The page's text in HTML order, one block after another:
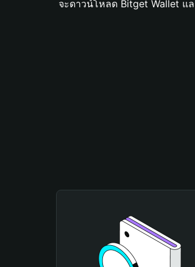
จะดาวน์โหลด Bitget Wallet แล